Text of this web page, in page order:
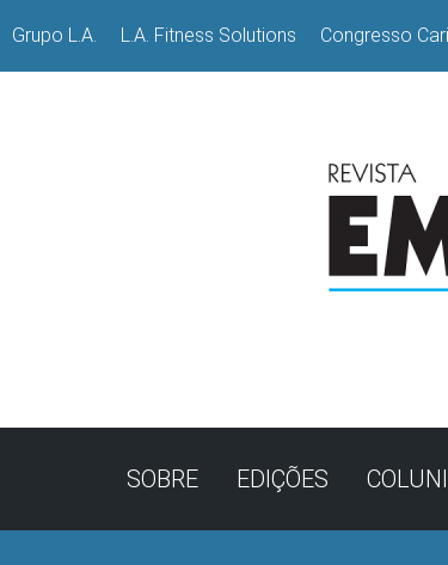
Grupo L.A. L.A. Fitness Solutions Congresso
SOBRE EDIÇÕES